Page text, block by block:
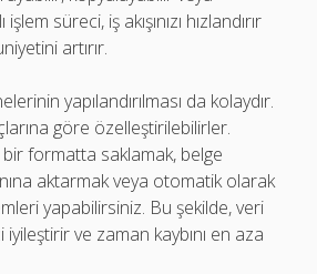
süreci, iş akışınızı hızlandırır
artırır.
yapılandırılması da kolaydır.
göre özelleştirilebilirler.
formatta saklamak, belge
aktarmak veya otomatik olarak
yapabilirsiniz. Bu şekilde, veri
ve zaman kaybını en aza